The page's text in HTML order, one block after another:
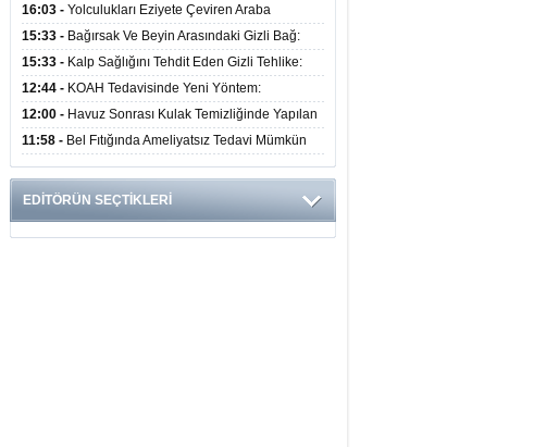
Demans Riskini Yüzde 23 Azaltıyor
16:03 - Yolculukları Eziyete Çeviren Araba
Tutmasına Karşı Etkili Önlemler
15:33 - Bağırsak Ve Beyin Arasındaki Gizli Bağ:
Mikrobiyota Ruh Sağlığını Nasıl Etkiliyor?
15:33 - Kalp Sağlığını Tehdit Eden Gizli Tehlike:
Günlük Alışkanlıklar Riski Artırıyor
12:44 - KOAH Tedavisinde Yeni Yöntem:
Bronkoskopik Balon Uygulaması Alevlenmeleri
Azaltıyor
12:00 - Havuz Sonrası Kulak Temizliğinde Yapılan
Bu Hata Enfeksiyon Riskini Artırıyor
11:58 - Bel Fıtığında Ameliyatsız Tedavi Mümkün
mü? Uzmanından Önemli Uyarılar
EDİTÖRÜN SEÇTİKLERİ